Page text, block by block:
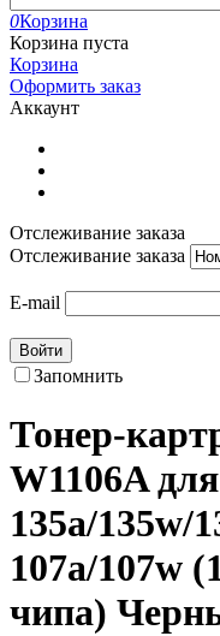
0Корзина
Корзина пуста
Корзина
Оформить заказ
Аккаунт
Отслеживание заказа
Отслеживание заказа
E-mail
Войти
Запомнить
Тонер-
W1106A
135a/135w/
107a/107w
чипа)